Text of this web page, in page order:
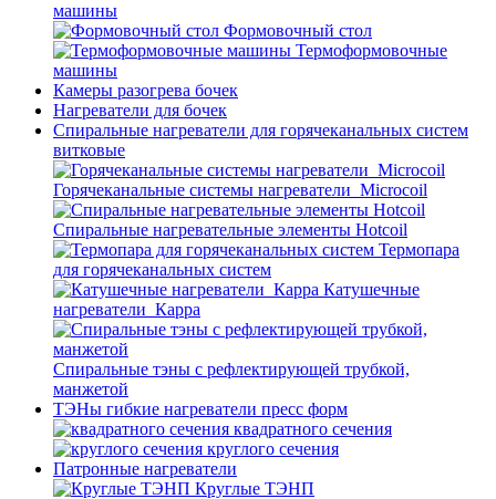
машины
Формовочный стол
Термоформовочные
машины
Камеры разогрева бочек
Нагреватели для бочек
Спиральные нагреватели для горячеканальных систем
витковые
Горячеканальные системы нагреватели_Microcoil
Спиральные нагревательные элементы Hotcoil
Термопара
для горячеканальных систем
Катушечные
нагреватели_Карра
Спиральные тэны с рефлектирующей трубкой,
манжетой
ТЭНы гибкие нагреватели пресс форм
квадратного сечения
круглого сечения
Патронные нагреватели
Круглые ТЭНП